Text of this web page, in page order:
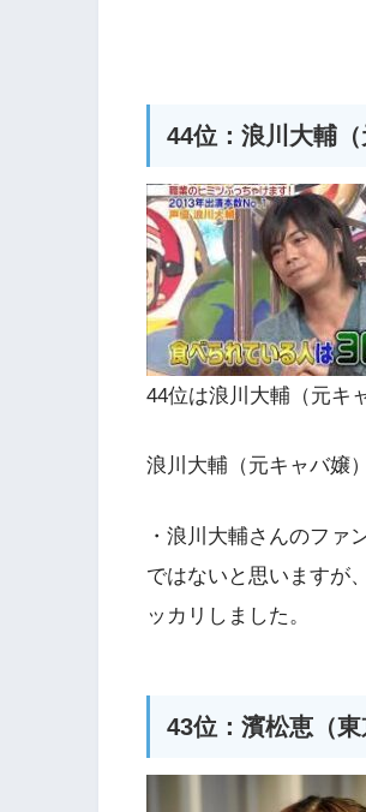
44位：浪川大輔（
44位は浪川大輔（元キ
浪川大輔（元キャバ嬢
・浪川大輔さんのファ
ではないと思いますが
ッカリしました。
43位：濱松恵（